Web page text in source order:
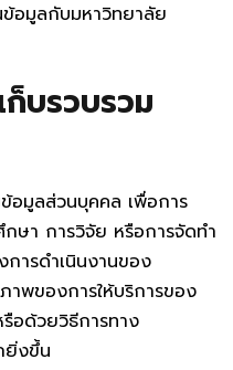
อมูลกับมหาวิทยาลัย
ก็บรวบรวม
มูลส่วนบุคคล เพื่อการ
ษา การวิจัย หรือการจัดทำ
ารดำเนินงานของ
พของการให้บริการของ
อด้วยวิธีการทาง
ยิ่งขึ้น